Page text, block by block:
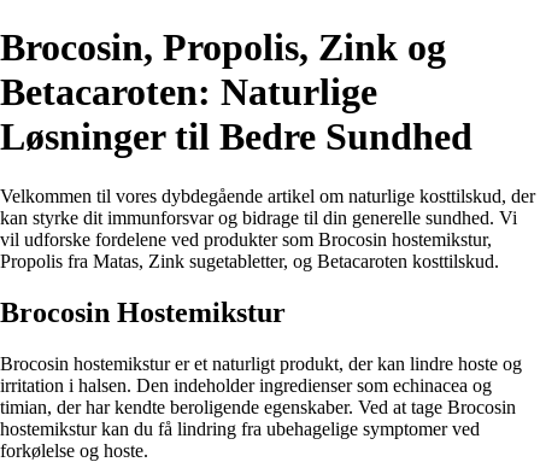
Brocosin, Propolis, Zink og
Betacaroten: Naturlige
Løsninger til Bedre Sundhed
Velkommen til vores dybdegående artikel om naturlige kosttilskud, der
kan styrke dit immunforsvar og bidrage til din generelle sundhed. Vi
vil udforske fordelene ved produkter som Brocosin hostemikstur,
Propolis fra Matas, Zink sugetabletter, og Betacaroten kosttilskud.
Brocosin Hostemikstur
Brocosin hostemikstur er et naturligt produkt, der kan lindre hoste og
irritation i halsen. Den indeholder ingredienser som echinacea og
timian, der har kendte beroligende egenskaber. Ved at tage Brocosin
hostemikstur kan du få lindring fra ubehagelige symptomer ved
forkølelse og hoste.